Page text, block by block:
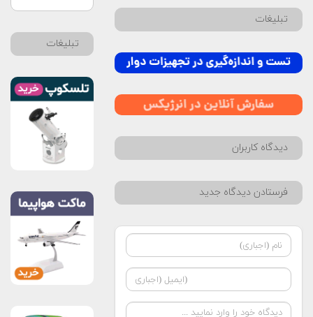
تبلیغات
دیدگاه کاربران
فرستادن دیدگاه جدید
تبلیغات